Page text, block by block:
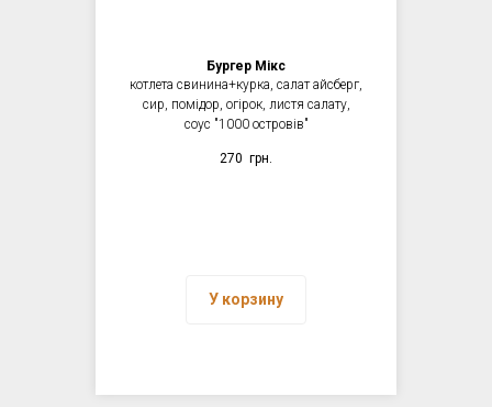
Бургер Мікс
котлета свинина+курка, салат айcберг,
сир, помідор, огірок, листя салату,
соус "1000 островів"
270 грн.
У корзину